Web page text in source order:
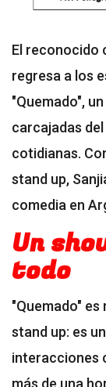
El reconocido
regresa a los
"Quemado",
carcajadas
cotidianas.
stand up,
comedia en
Un
todo
"Quemado" es
stand up: es
interacciones
más de una